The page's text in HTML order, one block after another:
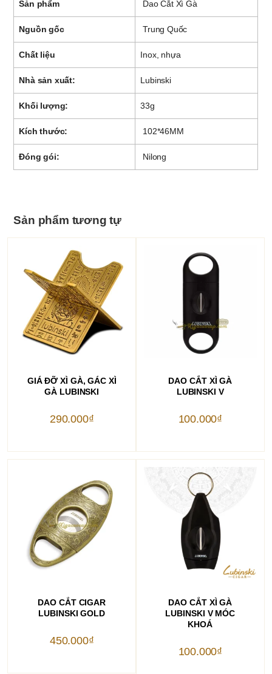
Sản phẩm Dao Cắt Xì Gà
Nguồn gốc Trung Quốc
Chất liệu Inox, nhựa
Nhà sản xuất: Lubinski
Khối lượng: 33g
Kích thước: 102*46MM
Đóng gói: Nilong
Sản phẩm tương tự
THÊM VÀO GIỎ HÀNG
GIÁ ĐỠ XÌ GÀ, GÁC XÌ
GÀ LUBINSKI
290.000₫
THÊM VÀO GIỎ HÀNG
DAO CẮT XÌ GÀ
LUBINSKI V
100.000₫
THÊM VÀO GIỎ HÀNG
DAO CẮT CIGAR
LUBINSKI GOLD
450.000₫
THÊM VÀO GIỎ HÀNG
DAO CẮT XÌ GÀ
LUBINSKI V MÓC
KHOÁ
100.000₫